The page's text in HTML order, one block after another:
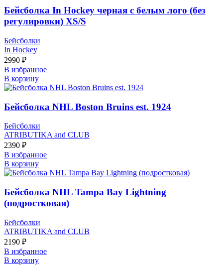
Бейсболка In Hockey черная с белым лого (без
регулировки) XS/S
Бейсболки
In Hockey
2990 ₽
В избранное
В корзину
Бейсболка NHL Boston Bruins est. 1924
Бейсболки
ATRIBUTIKA and CLUB
2390 ₽
В избранное
В корзину
Бейсболка NHL Tampa Bay Lightning
(подростковая)
Бейсболки
ATRIBUTIKA and CLUB
2190 ₽
В избранное
В корзину